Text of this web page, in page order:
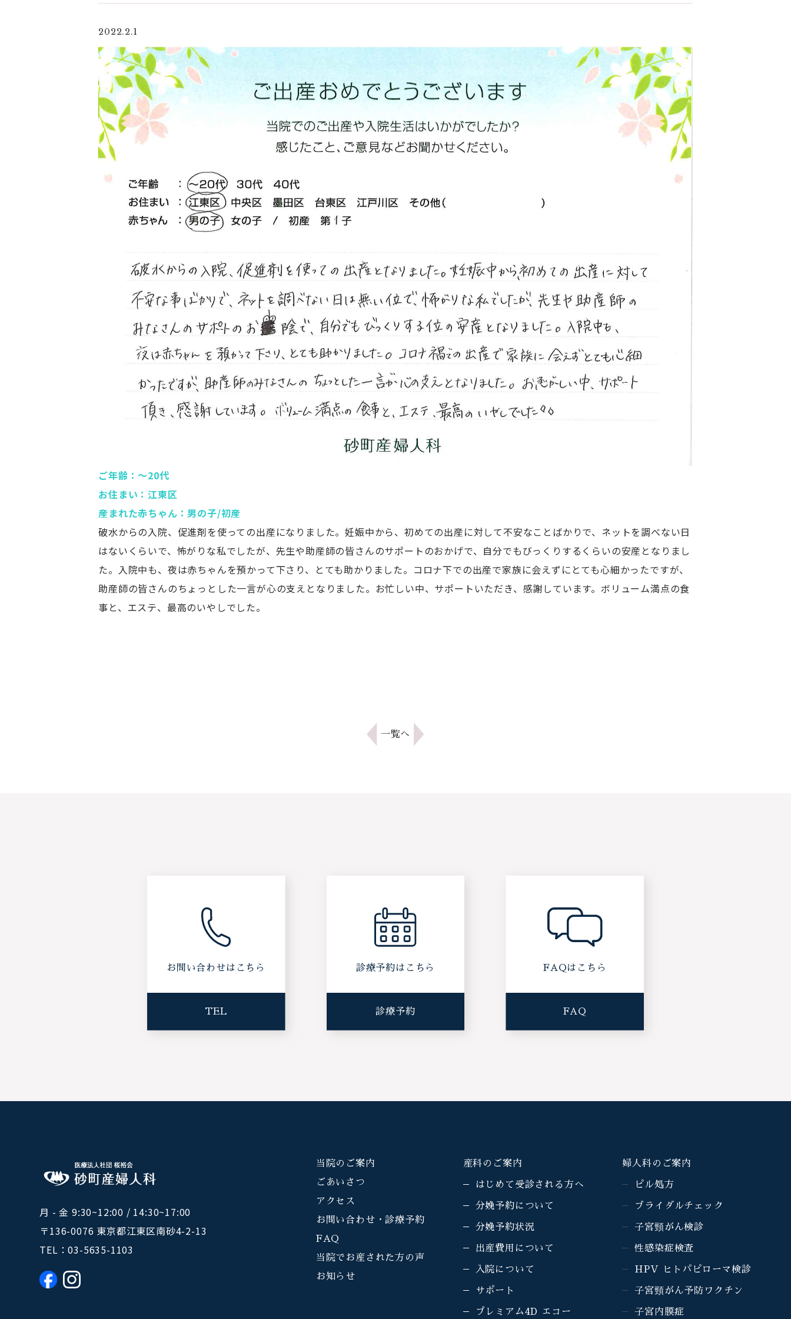
2022.2.1
ご年齢：～20代
お住まい：江東区
産まれた赤ちゃん：男の子/初産
破水からの入院、促進剤を使っての出産になりました。妊娠中から、初めての出産に対して不安なことばかりで、ネットを調べない日
はないくらいで、怖がりな私でしたが、先生や助産師の皆さんのサポートのおかげで、自分でもびっくりするくらいの安産となりまし
た。入院中も、夜は赤ちゃんを預かって下さり、とても助かりました。コロナ下での出産で家族に会えずにとても心細かったですが、
助産師の皆さんのちょっとした一言が心の支えとなりました。お忙しい中、サポートいただき、感謝しています。ボリューム満点の食
事と、エステ、最高のいやしでした。
一覧へ
お問い合わせはこちら
TEL
診療予約はこちら
診療予約
FAQはこちら
FAQ
月 - 金 9:30~12:00 / 14:30~17:00
〒136-0076 東京都江東区南砂4-2-13
TEL：03-5635-1103
当院のご案内
ごあいさつ
アクセス
お問い合わせ・診療予約
FAQ
当院でお産された方の声
お知らせ
産科のご案内
はじめて受診される方へ
分娩予約について
分娩予約状況
出産費用について
入院について
サポート
プレミアム4D エコー
婦人科のご案内
ピル処方
ブライダルチェック
子宮頸がん検診
性感染症検査
HPV ヒトパピローマ検診
子宮頸がん予防ワクチン
子宮内膜症